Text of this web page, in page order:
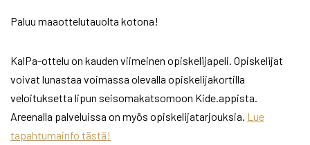
Paluu maaottelutauolta kotona!
KalPa-ottelu on kauden viimeinen opiskelijapeli. Opiskelijat
voivat lunastaa voimassa olevalla opiskelijakortilla
veloituksetta lipun seisomakatsomoon Kide.appista.
Areenalla palveluissa on myös opiskelijatarjouksia. Lue
tapahtumainfo tästä!